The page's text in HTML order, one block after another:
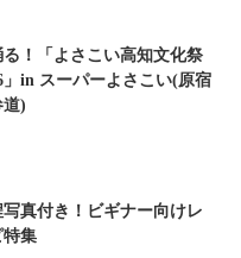
る！「よさこい高知文化祭
」in スーパーよさこい(原宿
道)
写真付き！ビギナー向けレ
特集